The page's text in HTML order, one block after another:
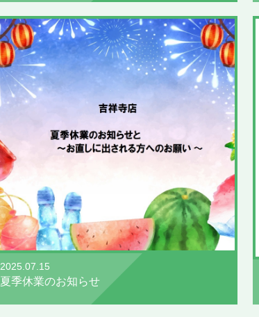
2025.07.15
夏季休業のお知らせ